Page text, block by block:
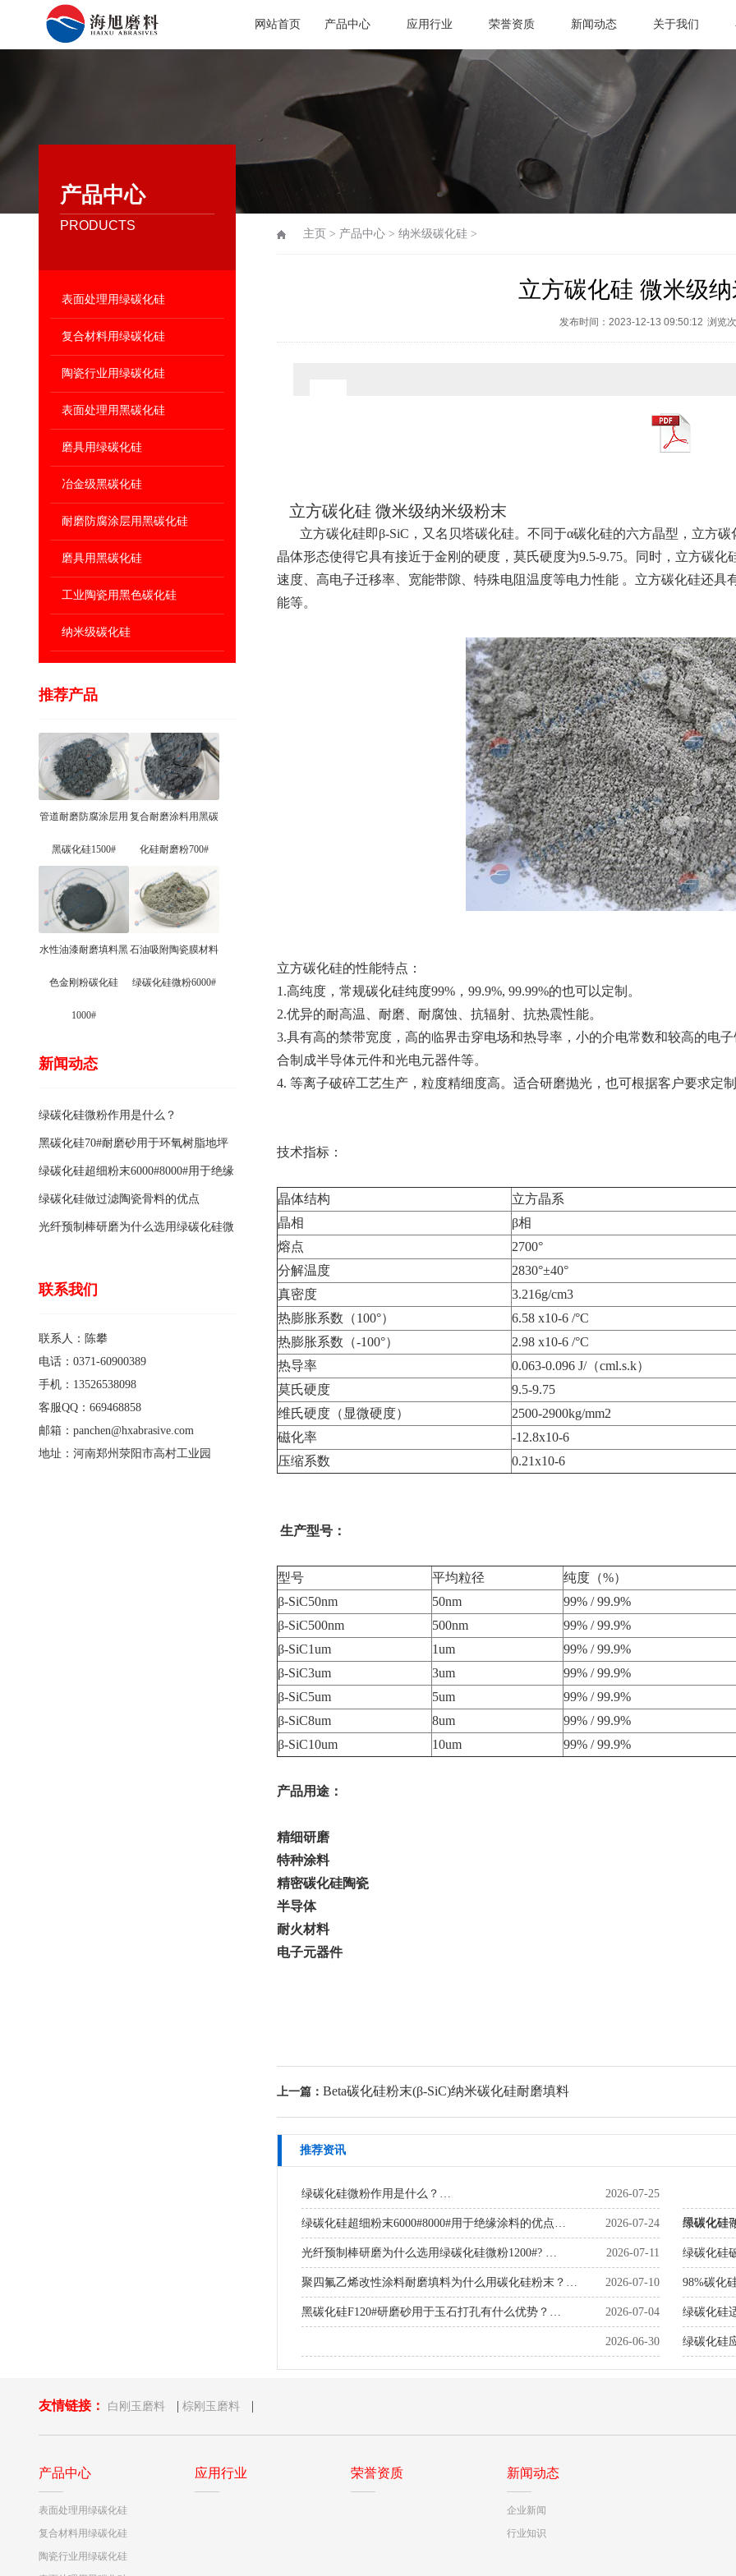
网站首页 产品中心 应用行业 荣誉资质 新闻动态 关于我们
产品中心
PRODUCTS
表面处理用绿碳化硅
复合材料用绿碳化硅
陶瓷行业用绿碳化硅
表面处理用黑碳化硅
磨具用绿碳化硅
冶金级黑碳化硅
耐磨防腐涂层用黑碳化硅
磨具用黑碳化硅
工业陶瓷用黑色碳化硅
纳米级碳化硅
推荐产品
管道耐磨防腐涂层用
黑碳化硅1500#
复合耐磨涂料用黑碳
化硅耐磨粉700#
水性油漆耐磨填料黑
色金刚粉碳化硅
1000#
石油吸附陶瓷膜材料
绿碳化硅微粉6000#
新闻动态
绿碳化硅微粉作用是什么？
黑碳化硅70#耐磨砂用于环氧树脂地坪
骨料的特点有哪些？
绿碳化硅超细粉末6000#8000#用于绝缘
涂料的优点
绿碳化硅做过滤陶瓷骨料的优点
光纤预制棒研磨为什么选用绿碳化硅微
联系我们
联系人：陈攀
电话：0371-60900389
手机：13526538098
客服QQ：669468858
邮箱：panchen@hxabrasive.com
地址：河南郑州荥阳市高村工业园
主页 > 产品中心 > 纳米级碳化硅 >
立方碳化硅 微米级
发布时间：2023-12-13 09:50:12 浏览
立方碳化硅 微米级纳米级粉末
立方碳化硅即β-SiC，又名贝塔碳化硅。不同于α碳化硅的六方晶型，立方碳
晶体形态使得它具有接近于金刚的硬度，莫氏硬度为9.5-9.75。同时，立方碳
速度、高电子迁移率、宽能带隙、特殊电阻温度等电力性能 。立方碳化硅还
能等。
立方碳化硅的性能特点：
1.高纯度，常规碳化硅纯度99%，99.9%, 99.99%的也可以定制。
2.优异的耐高温、耐磨、耐腐蚀、抗辐射、抗热震性能。
3.具有高的禁带宽度，高的临界击穿电场和热导率，小的介电常数和较高的电
合制成半导体元件和光电元器件等。
4. 等离子破碎工艺生产，粒度精细度高。适合研磨抛光，也可根据客户要求定
技术指标：
晶体结构
立方晶系
晶相
β相
熔点
2700°
分解温度
2830°±40°
真密度
3.216g/cm3
热膨胀系数（100°）
6.58 x10-6 /°C
热膨胀系数（-100°）
2.98 x10-6 /°C
热导率
0.063-0.096 J/（cml.s.k）
莫氏硬度
9.5-9.75
维氏硬度（显微硬度）
2500-2900kg/mm2
磁化率
-12.8x10-6
压缩系数
0.21x10-6
生产型号：
型号 平均粒径 纯度（%）
β-SiC50nm
50nm 99% / 99.9%
β-SiC500nm
500nm 99% / 99.9%
β-SiC1um
1um 99% / 99.9%
β-SiC3um
3um 99% / 99.9%
β-SiC5um
5um 99% / 99.9%
β-SiC8um
8um 99% / 99.9%
β-SiC10um
10um 99% / 99.9%
产品用途：
精细研磨
特种涂料
精密碳化硅陶瓷
半导体
耐火材料
电子元器件
上一篇： Beta碳化硅粉末(β-SiC)纳米碳化硅耐磨填料
推荐资讯
2026-07-25
绿碳化硅微粉作用是什么？…
黑碳化硅
2026-07-24
绿碳化硅超细粉末6000#8000#用于绝缘涂料的优点… 绿碳化硅
2026-07-11
光纤预制棒研磨为什么选用绿碳化硅微粉1200#? … 绿碳化硅
2026-07-10
聚四氟乙烯改性涂料耐磨填料为什么用碳化硅粉末？… 98%碳化
2026-07-04
黑碳化硅F120#研磨砂用于玉石打孔有什么优势？… 绿碳化硅
2026-06-30
研磨MLCC多层陶瓷电容器去毛刺为什么用黑碳化硅研磨粉1000#？…
绿碳化硅
友情链接： 白刚玉磨料 | 棕刚玉磨料 |
产品中心
表面处理用绿碳化硅
复合材料用绿碳化硅
陶瓷行业用绿碳化硅
应用行业 荣誉资质 新闻动态
企业新闻
行业知识